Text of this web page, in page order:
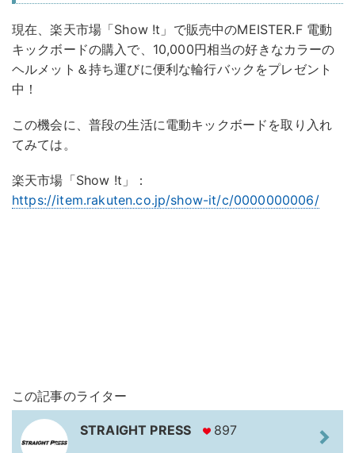
現在、楽天市場「Show !t」で販売中のMEISTER.F 電動
キックボードの購入で、10,000円相当の好きなカラーの
ヘルメット＆持ち運びに便利な輪行バックをプレゼント
中！
この機会に、普段の生活に電動キックボードを取り入れ
てみては。
楽天市場「Show !t」：
https://item.rakuten.co.jp/show-it/c/0000000006/
この記事のライター
STRAIGHT PRESS 897